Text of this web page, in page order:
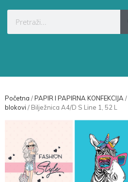
Početna /PAPIR I PAPIRNA KONFEKCIJA /
blokovi / Bilježnica A4/D S Line 1, 52 L